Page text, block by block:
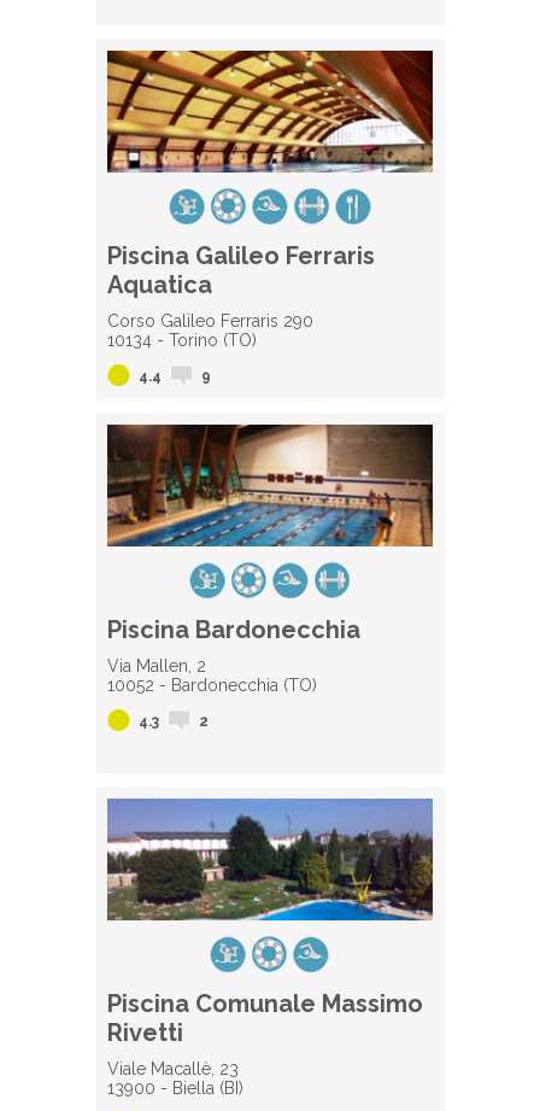
Piscina Galileo Ferraris
Aquatica
Corso Galileo Ferraris 290
10134 - Torino (TO)
4.4 9
Piscina Bardonecchia
Via Mallen, 2
10052 - Bardonecchia (TO)
4.3 2
Piscina Comunale Massimo
Rivetti
Viale Macallè, 23
13900 - Biella (BI)